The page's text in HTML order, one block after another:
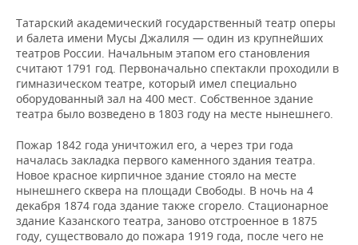
Татарский академический государственный театр оперы
и балета имени Мусы Джалиля — один из крупнейших
театров России. Начальным этапом его становления
считают 1791 год. Первоначально спектакли проходили в
гимназическом театре, который имел специально
оборудованный зал на 400 мест. Собственное здание
театра было возведено в 1803 году на месте нынешнего.
Пожар 1842 года уничтожил его, а через три года
началась закладка первого каменного здания театра.
Новое красное кирпичное здание стояло на месте
нынешнего сквера на площади Свободы. В ночь на 4
декабря 1874 года здание также сгорело. Стационарное
здание Казанского театра, заново отстроенное в 1875
году, существовало до пожара 1919 года, после чего не